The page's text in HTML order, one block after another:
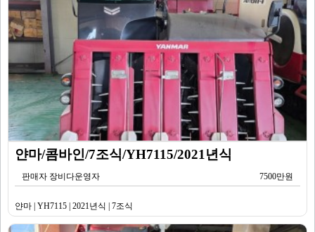
얀마/콤바인/7조식/YH7115/2021년식
판매자 장비다운영자 7500만원
얀마 | YH7115 | 2021년식 | 7조식